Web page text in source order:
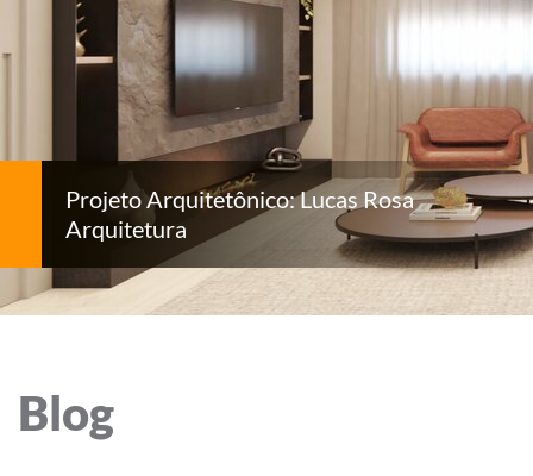
Projeto Arquitetônico: Lucas Rosa
Arquitetura
Blog